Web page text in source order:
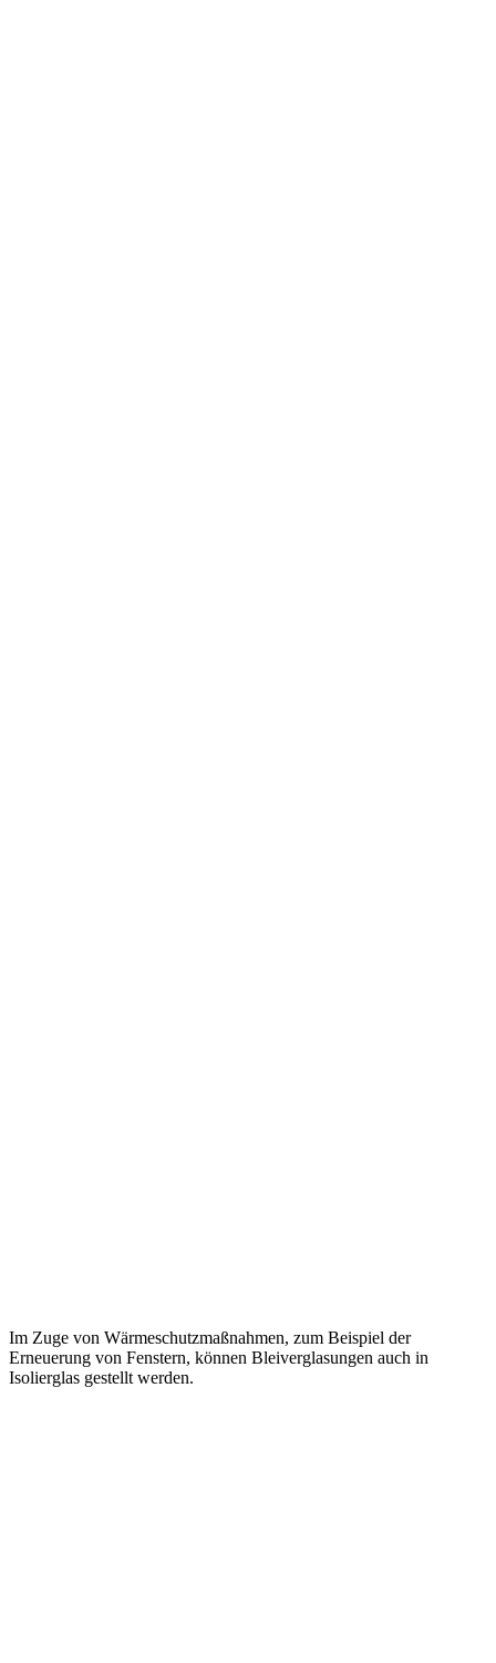
Im Zuge von Wärmeschutzmaßnahmen, zum Beispiel der
Erneuerung von Fenstern, können Bleiverglasungen auch in
Isolierglas gestellt werden.